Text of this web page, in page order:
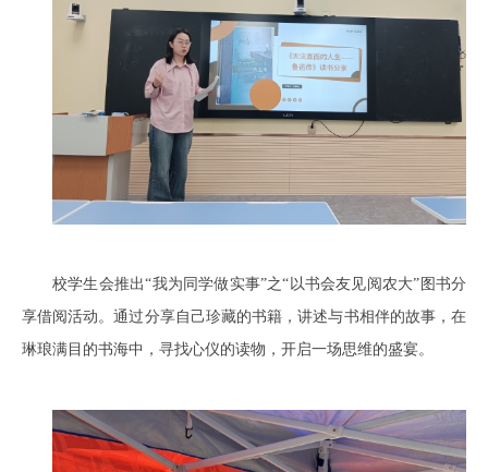
校学生会推出“我为同学做实事”之“以书会友见阅农大”图书分
享借阅活动。通过分享自己珍藏的书籍，讲述与书相伴的故事，在
琳琅满目的书海中，寻找心仪的读物，开启一场思维的盛宴。